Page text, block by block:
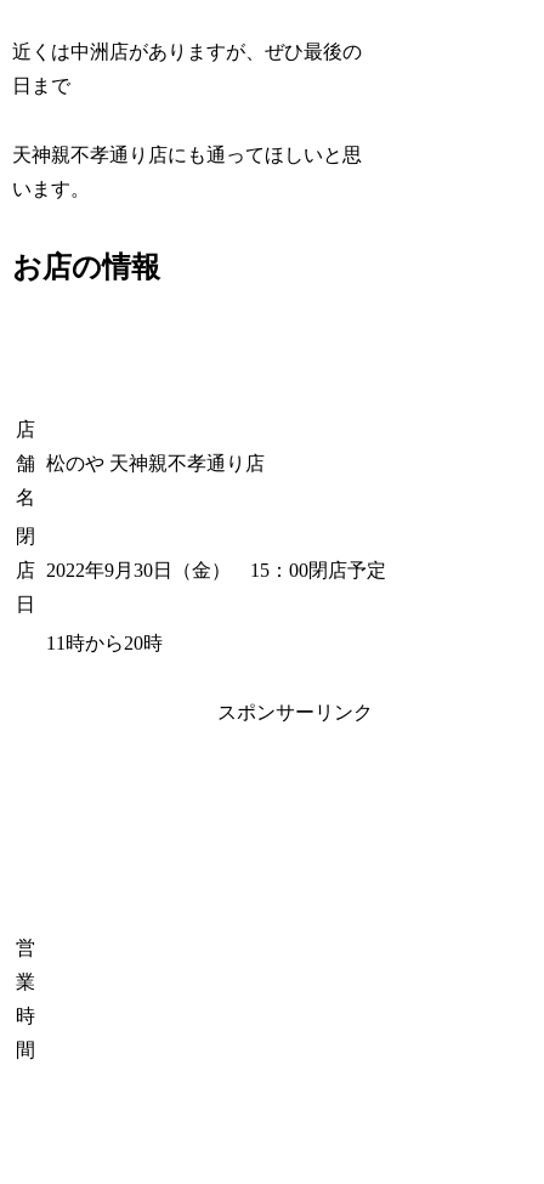
近くは中洲店がありますが、ぜひ最後の
日まで
天神親不孝通り店にも通ってほしいと思
います。
お店の情報
店
舗
名
松のや 天神親不孝通り店
閉
店
日
2022年9月30日（金） 15：00閉店予定
営
業
時
間
11時から20時
スポンサーリンク